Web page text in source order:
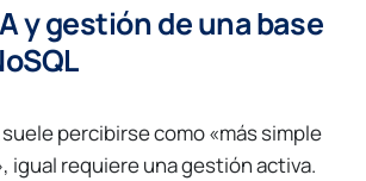
y gestión de una base
percibirse como «más simple
igual requiere una gestión activa.